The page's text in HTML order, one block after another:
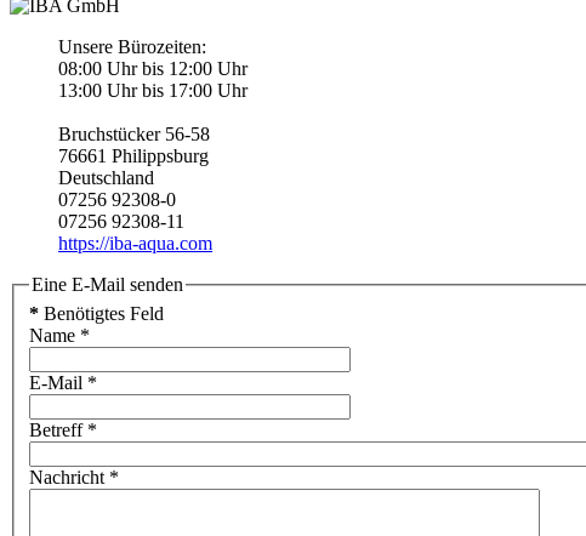
Unsere Bürozeiten:
08:00 Uhr bis 12:00 Uhr
13:00 Uhr bis 17:00 Uhr
Bruchstücker 56-58
76661 Philippsburg
Deutschland
07256 92308-0
07256 92308-11
https://iba-aqua.com
Eine E-Mail senden
* Benötigtes Feld
Name *
E-Mail *
Betreff*
Nachricht *